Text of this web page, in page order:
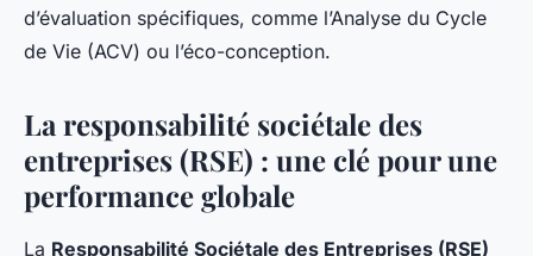
d’évaluation spécifiques, comme l’Analyse du Cycle
de Vie (ACV) ou l’éco-conception.
La responsabilité sociétale des
entreprises (RSE) : une clé pour une
performance globale
La Responsabilité Sociétale des Entreprises (RSE)